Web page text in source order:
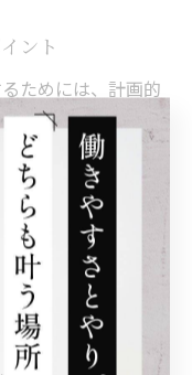
ント
ためには、計画的
ずは「理容師から
強みや希望する働
は、理容師として
種でも高く評価さ
て理美容メーカー
ルスケア業界に進
ントは、情報収集